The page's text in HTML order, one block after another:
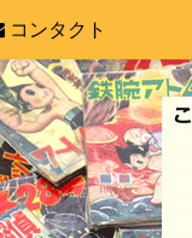
コンタクト